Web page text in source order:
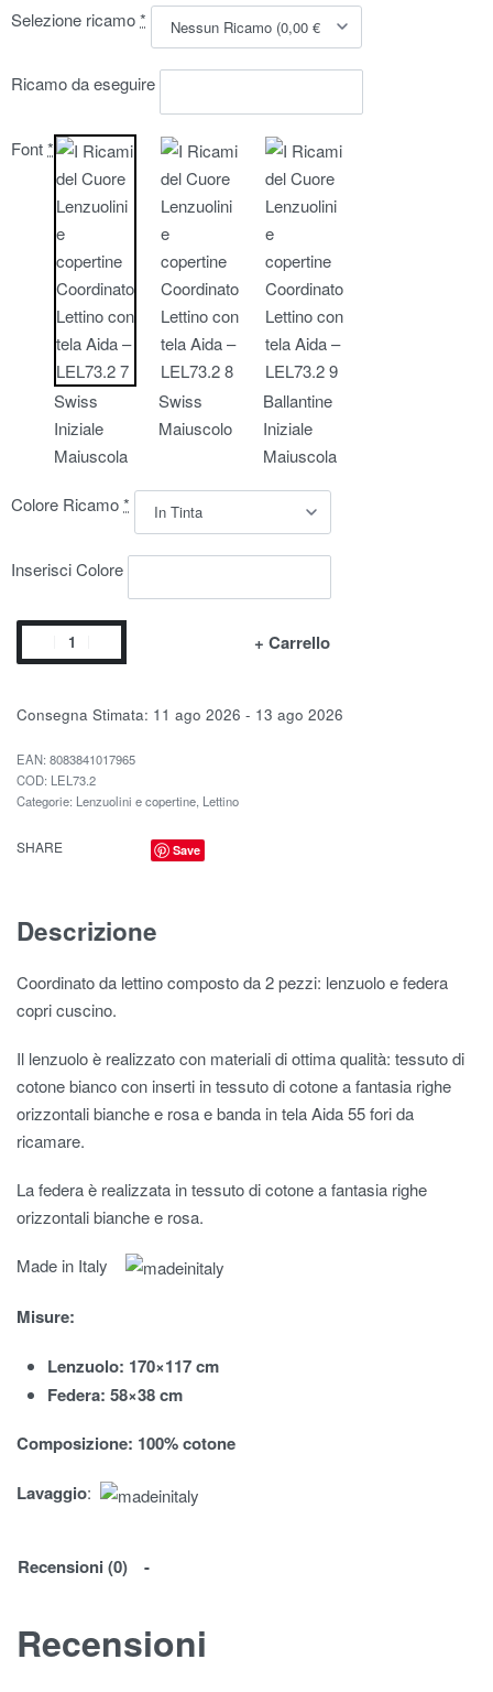
Selezione ricamo*
Ricamo da eseguire
Font*
Swiss
Iniziale
Maiuscola
Swiss
Maiuscolo
Ballantine
Iniziale
Maiuscola
Colore Ricamo*
Inserisci Colore
+ Carrello
Consegna Stimata: 11 ago 2026 - 13 ago 2026
EAN: 8083841017965
LEL73.2
Categorie: Lenzuolini e copertine Lettino
SHARE Save
Descrizione
Coordinato da lettino composto da 2 pezzi: lenzuolo e federa
copri cuscino.
Il lenzuolo è realizzato con materiali di ottima qualità: tessuto di
cotone bianco con inserti in tessuto di cotone a fantasia righe
orizzontali bianche e rosa e banda in tela Aida 55 fori da
ricamare.
La federa è realizzata in tessuto di cotone a fantasia righe
orizzontali bianche e rosa.
Made in Italy
Misure:
Lenzuolo: 170×117 cm
Federa: 58×38 cm
Composizione: 100% cotone
Lavaggio:
Recensioni (0)
Recensioni